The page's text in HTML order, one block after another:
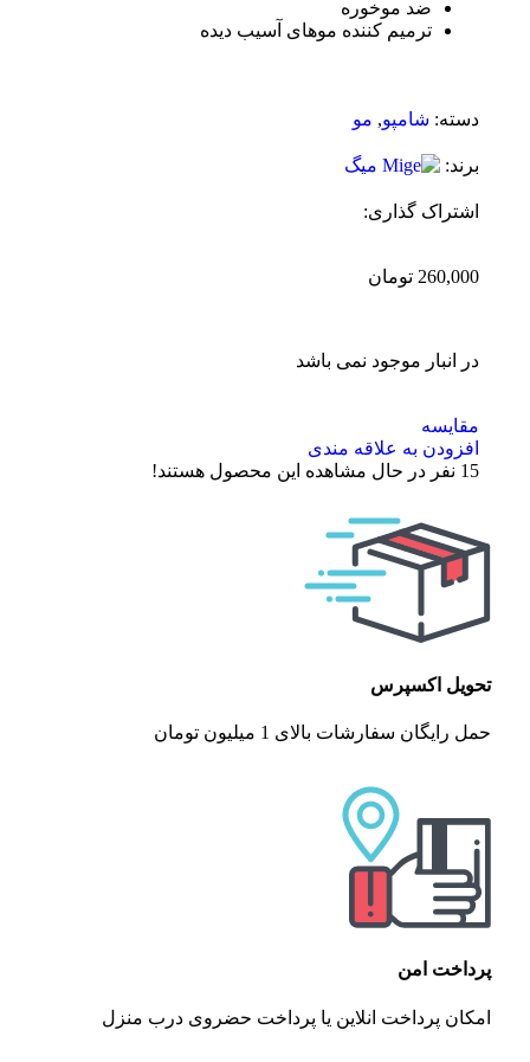
ضد موخوره
ترمیم کننده موهای آسیب دیده
دسته: شامپو, مو
برند:
اشتراک گذاری:
260,000 تومان
در انبار موجود نمی باشد
مقایسه
افزودن به علاقه مندی
15 نفر در حال مشاهده این محصول هستند!
تحویل اکسپرس
حمل رایگان سفارشات بالای 1 میلیون تومان
پرداخت امن
امکان پرداخت انلاین یا پرداخت حضروی درب منزل